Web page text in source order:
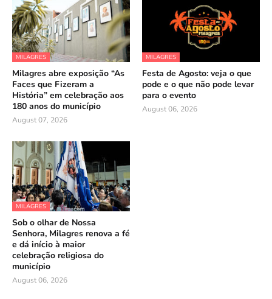
MILAGRES
Milagres abre exposição “As
Faces que Fizeram a
História” em celebração aos
180 anos do município
August 07, 2026
MILAGRES
Festa de Agosto: veja o que
pode e o que não pode levar
para o evento
August 06, 2026
MILAGRES
Sob o olhar de Nossa
Senhora, Milagres renova a fé
e dá início à maior
celebração religiosa do
município
August 06, 2026